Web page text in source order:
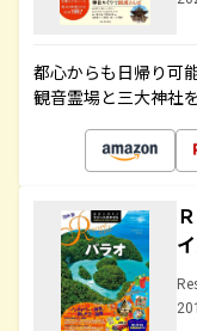
都心からも日帰り可
観音霊場と三大神社